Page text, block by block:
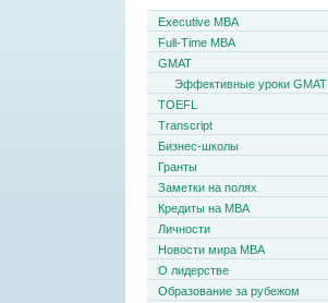
Executive MBA
Full-Time MBA
GMAT
Эффективные уроки GMAT
TOEFL
Transcript
Бизнес-школы
Гранты
Заметки на полях
Кредиты на MBA
Личности
Новости мира MBA
О лидерстве
Образование за рубежом